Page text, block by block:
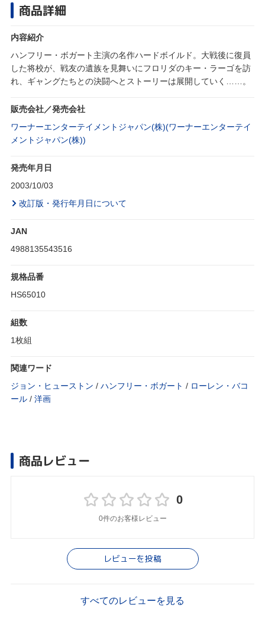
商品詳細
内容紹介
ハンフリー・ボガート主演の名作ハードボイルド。大戦後に復員
した将校が、戦友の遺族を見舞いにフロリダのキー・ラーゴを訪
れ、ギャングたちとの決闘へとストーリーは展開していく……。
販売会社／発売会社
ワーナーエンターテイメントジャパン(株)(ワーナーエンターテイ
メントジャパン(株))
発売年月日
2003/10/03
改訂版・発行年月日について
JAN
4988135543516
規格品番
HS65010
組数
1枚組
関連ワード
ジョン・ヒューストン / ハンフリー・ボガート / ローレン・バコ
ール / 洋画
商品レビュー
0
0件のお客様レビュー
レビューを投稿
すべてのレビューを見る